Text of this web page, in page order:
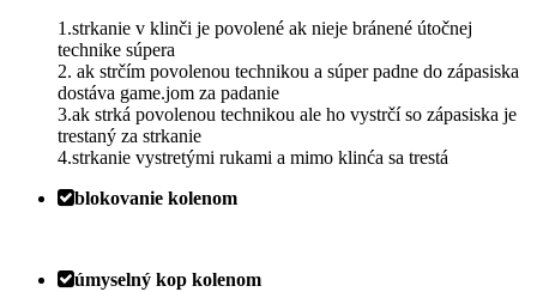
1.strkanie v klinči je povolené ak nieje bránené útočnej
technike súpera
2. ak strčím povolenou technikou a súper padne do zápasiska
dostáva game.jom za padanie
3.ak strká povolenou technikou ale ho vystrčí so zápasiska je
trestaný za strkanie
4.strkanie vystretými rukami a mimo klinća sa trestá
blokovanie kolenom
úmyselný kop kolenom